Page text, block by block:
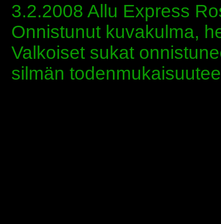
3.2.2008 Allu Express
Onnistunut kuvakulma,
Valkoiset sukat
silmän